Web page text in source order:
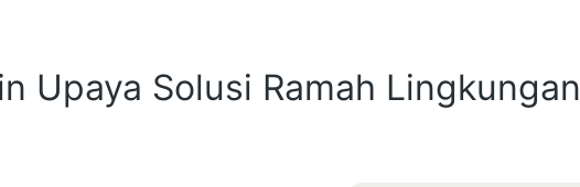
Upaya Solusi Ramah Lingkungan